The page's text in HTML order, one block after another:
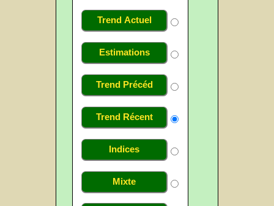
Trend Actuel
Estimations
Trend Précéd
Trend Récent
Indices
Mixte